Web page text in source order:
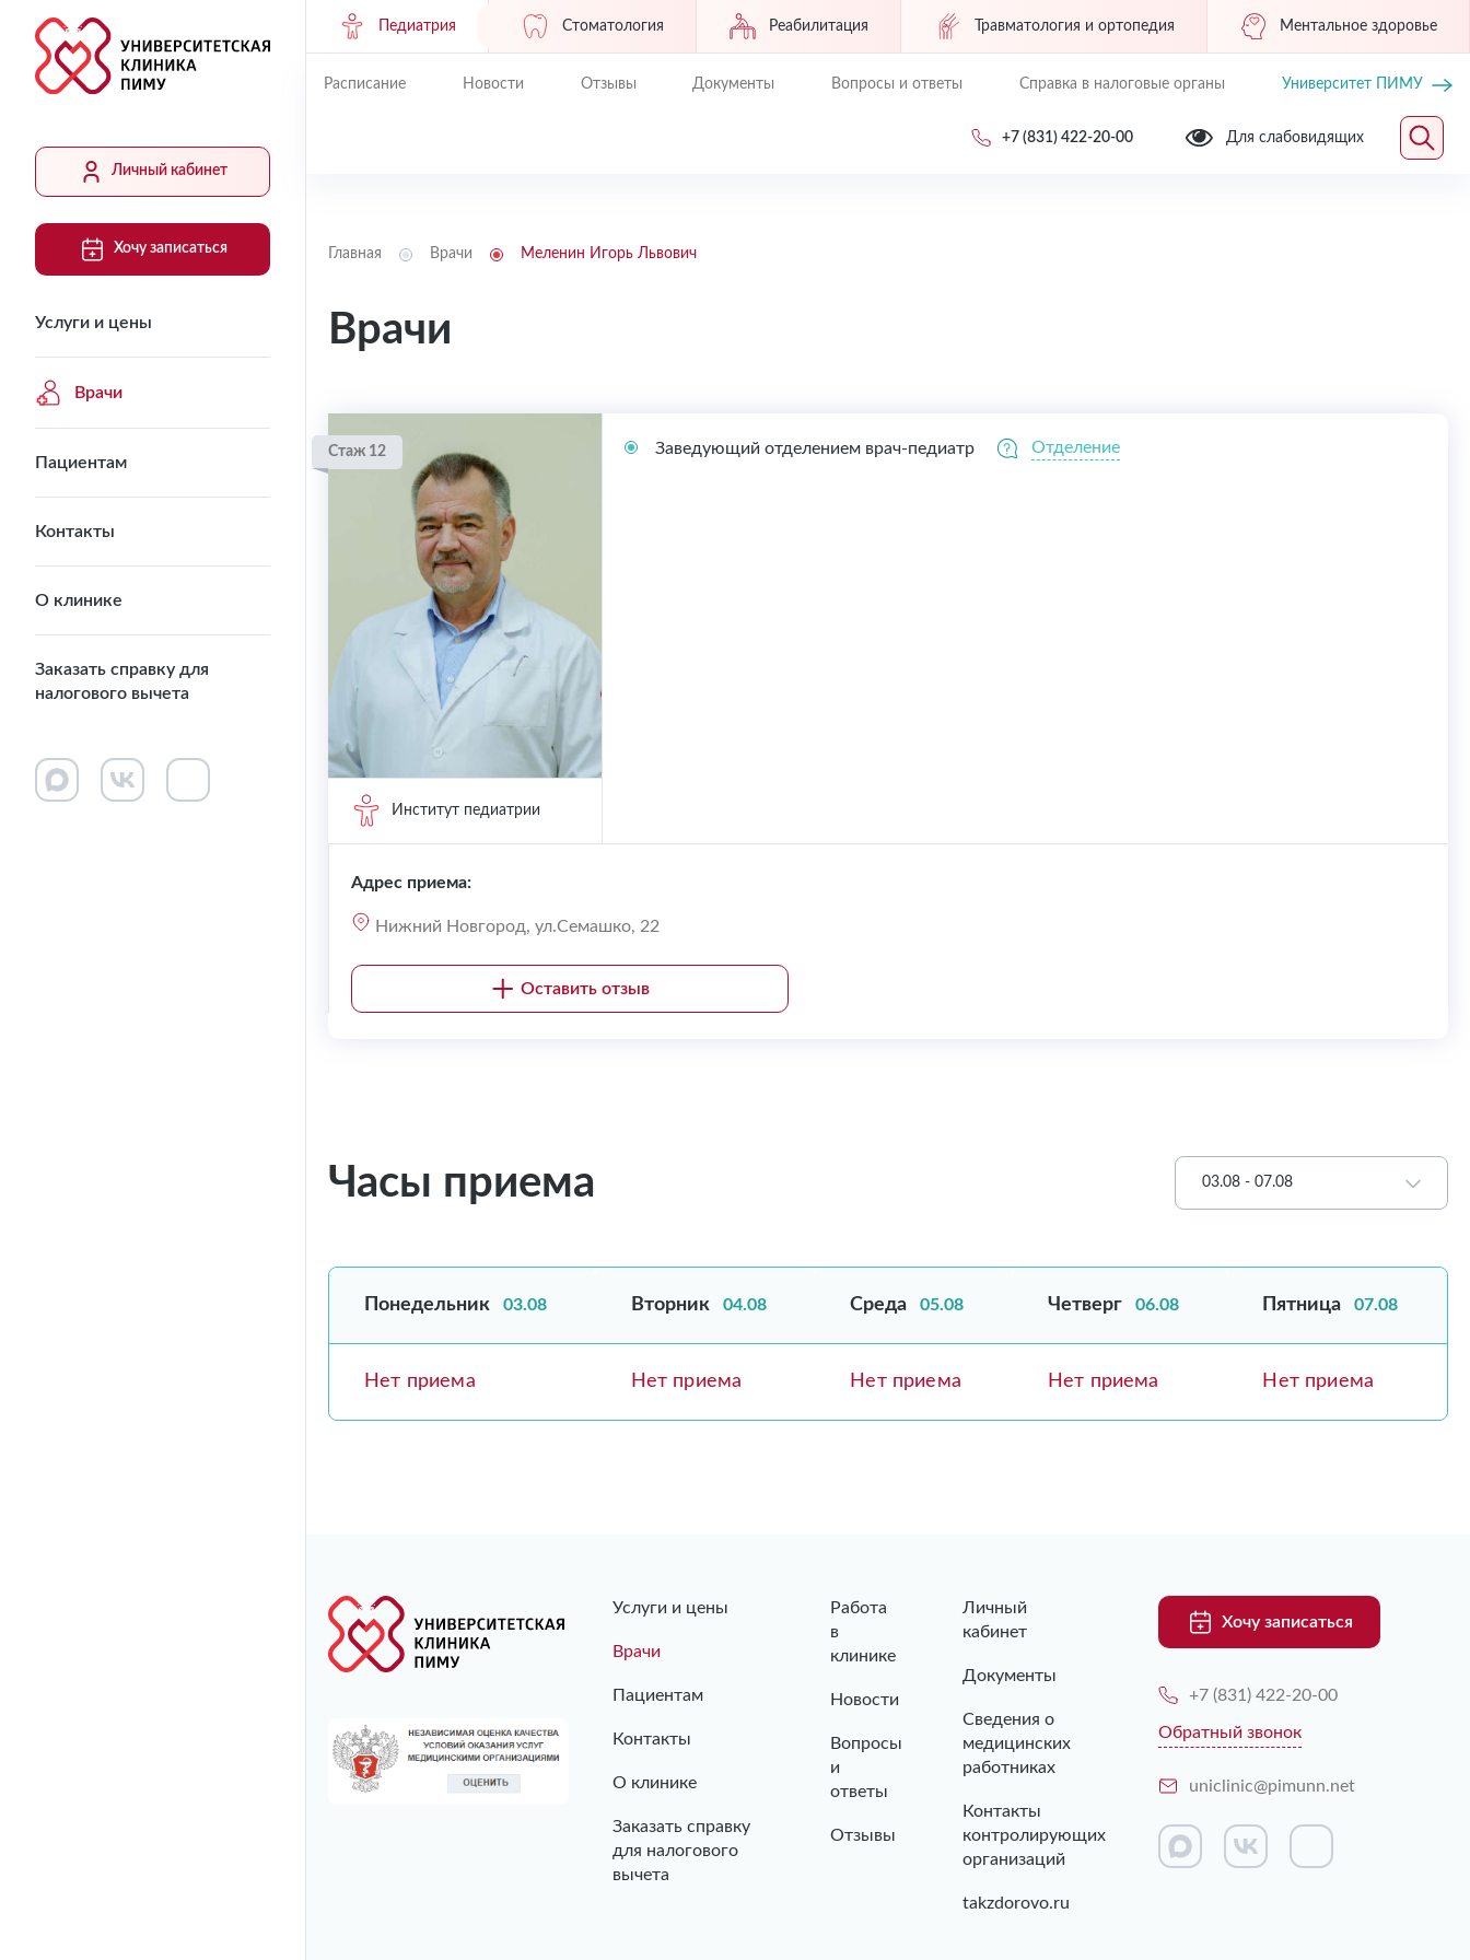
Личный кабинет
Хочу записаться
Услуги и цены
Врачи
Пациентам
Контакты
О клинике
Заказать справку для
налогового вычета
Педиатрия Стоматология Реабилитация Травматология и ортопедия Ментальное здоровье
Расписание Новости Отзывы Документы Вопросы и ответы Справка в налоговые органы Университет ПИМУ
+7 (831) 422-20-00 Для слабовидящих
Главная Врачи Меленин Игорь Львович
Врачи
Стаж 12
Институт педиатрии
Заведующий отделением врач-педиатр Отделение
Адрес приема:
Нижний Новгород, ул.Семашко, 22
Оставить отзыв
Часы приема 03.08 - 07.08
Понедельник 03.08
Нет приема
Вторник 04.08
Нет приема
Среда 05.08
Нет приема
Четверг 06.08
Нет приема
Пятница 07.08
Нет приема
Услуги и цены
Врачи
Пациентам
Контакты
О клинике
Заказать справку
для налогового
вычета
Работа
в
клинике
Новости
Вопросы
и
ответы
Отзывы
Личный
кабинет
Документы
Сведения о
медицинских
работниках
Контакты
контролирующих
организаций
takzdorovo.ru
Хочу записаться
+7 (831) 422-20-00
Обратный звонок
uniclinic@pimunn.net